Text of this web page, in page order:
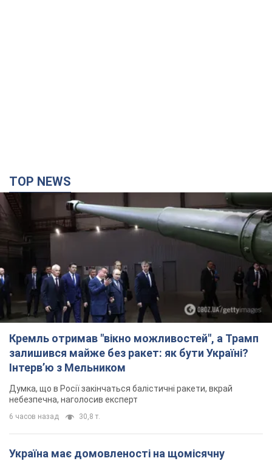
TOP NEWS
Кремль отримав "вікно можливостей", а Трамп
залишився майже без ракет: як бути Україні?
Інтерв’ю з Мельником
Думка, що в Росії закінчаться балістичні ракети, вкрай
небезпечна, наголосив експерт
6 часов назад 30,8 т.
Україна має домовленості на щомісячну